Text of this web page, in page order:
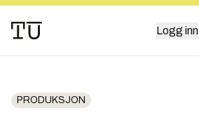
Logg inn
PRODUKSJON